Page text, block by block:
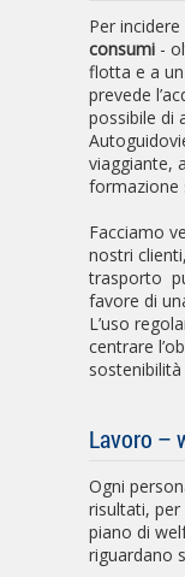
Per
consumi -
flotta e a
prevede
possibile di
viaggiante,
formazione
Facciamo
nostri
trasporto
favore di
L’uso
centrare
Lavoro –
Ogni
risultati,
piano di
riguardano